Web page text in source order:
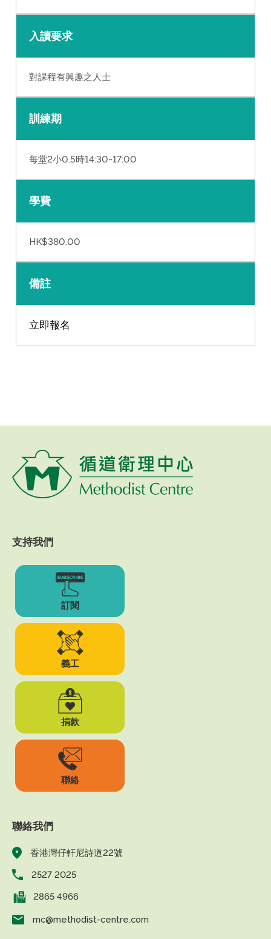
入讀要求
對課程有興趣之人士
訓練期
每堂2小0.5時14:30-17:00
學費
HK$380.00
備註
立即報名
支持我們
訂閱
義工
捐款
聯絡
聯絡我們
香港灣仔軒尼詩道22號
2527 2025
2865 4966
mc@methodist-centre.com